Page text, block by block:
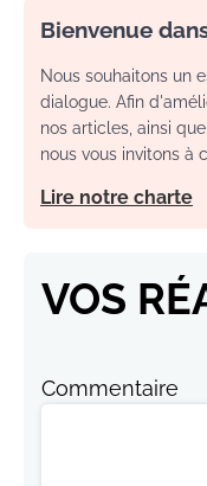
Bienvenue
Nous souhaitons un
dialogue. Afin
nos articles, ainsi
nous vous invitons à
Lire notre charte
VOS
Commentaire